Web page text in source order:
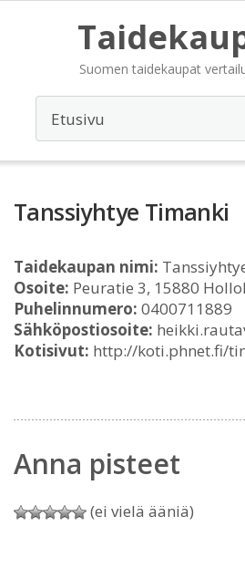
Suomen taidekaupat
Tanssiyhtye Timanki
Taidekaupan nimi:
Osoite: Peuratie 3, 15880
Puhelinnumero: 0400711889
Sähköpostiosoite:
Kotisivut: http://koti.phnet.fi/
Anna pisteet
(ei vielä ääniä)